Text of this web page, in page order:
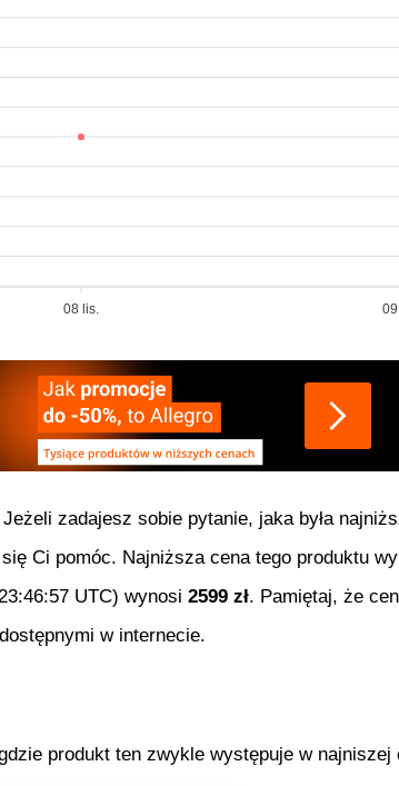
08 lis.
Jeżeli zadajesz sobie pytanie, jaka była
Ci pomóc. Najniższa cena tego produktu
UTC) wynosi 2599 zł. Pamiętaj, że
w internecie.
produkt ten zwykle występuje w najniszej